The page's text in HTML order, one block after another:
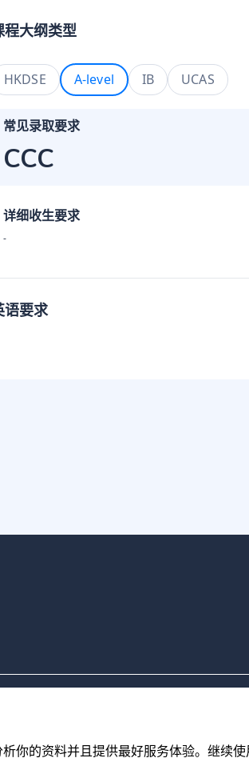
程大纲类型
HKDSE A-level IB UCAS
常见录取要求
CCC
详细收生要求
-
语要求
你的资料并且提供最好服务体验。继续